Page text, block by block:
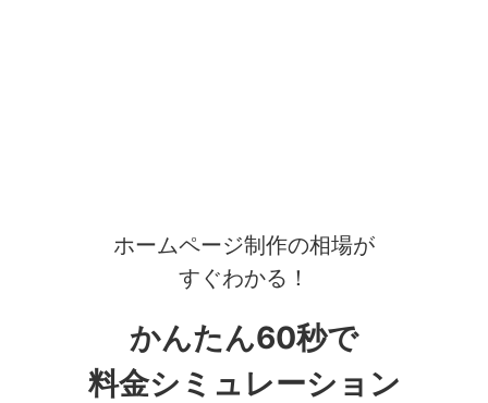
ホームページ制作の相場が
すぐわかる！
かんたん60秒で
料金シミュレーション